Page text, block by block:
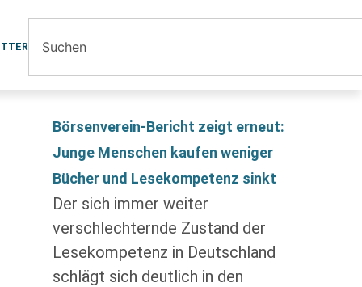
Börsenverein-Bericht zeigt erneut:
Junge Menschen kaufen weniger
Bücher und Lesekompetenz sinkt
Der sich immer weiter
verschlechternde Zustand der
Lesekompetenz in Deutschland
schlägt sich deutlich in den